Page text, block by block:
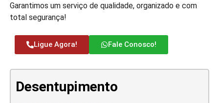
Garantimos um serviço de qualidade, organizado e com
total segurança!
Ligue Agora! Fale Conosco!
Desentupimento